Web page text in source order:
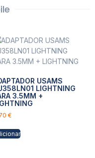
USAMS
LIGHTNING
3.5MM +
€